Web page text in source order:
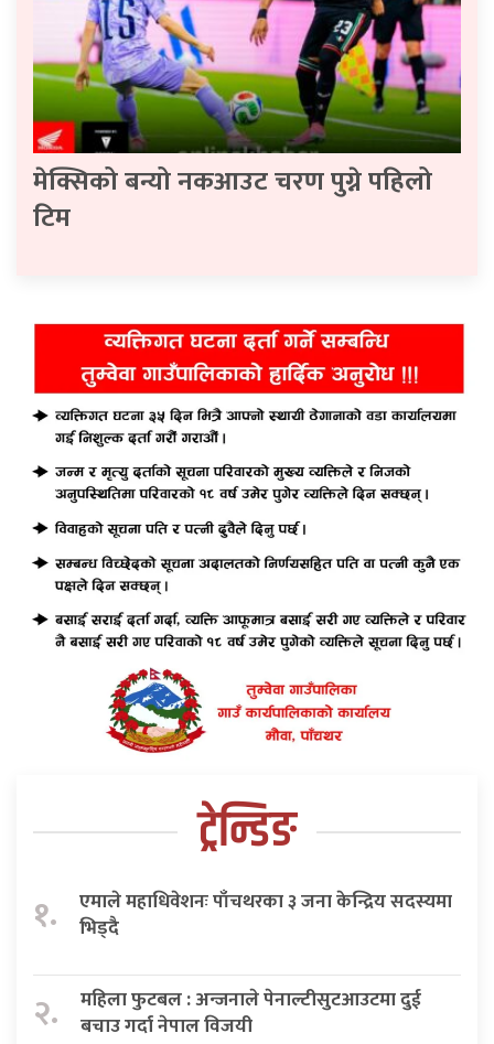
मेक्सिको बन्यो नकआउट चरण पुग्ने पहिलो
टिम
ट्रेन्डिङ
१.
एमाले महाधिवेशनः पाँचथरका ३ जना केन्द्रिय सदस्यमा
भिड्दै
२.
महिला फुटबल : अन्जनाले पेनाल्टीसुटआउटमा दुई
बचाउ गर्दा नेपाल विजयी